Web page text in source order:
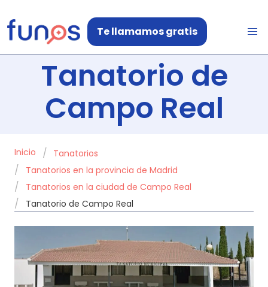
Te llamamos gratis
Tanatorio de
Campo Real
Inicio
Tanatorios
Tanatorios en la provincia de Madrid
Tanatorios en la ciudad de Campo Real
Tanatorio de Campo Real